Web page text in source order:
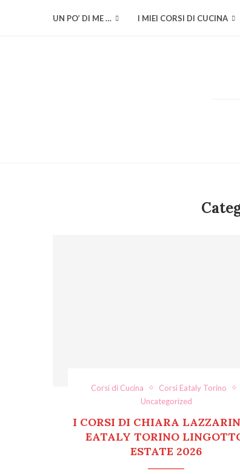
UN PO’ DI ME … I MIEI CORSI DI CUCINA
Corsi di Cucina
Corsi Eataly Torino
Uncategorized
I CORSI DI CHIARA
EATALY TORINO
ESTATE 2026